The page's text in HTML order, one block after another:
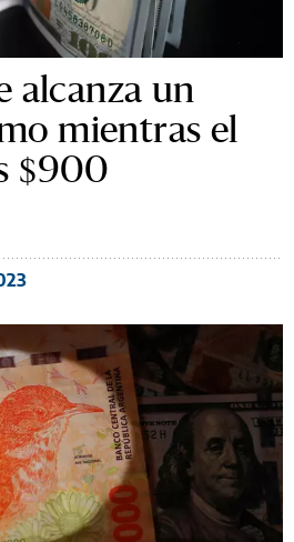
alcanza un
mientras el
$900